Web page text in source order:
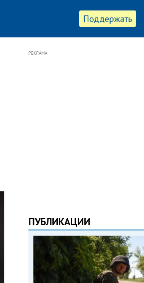
Поддержать
РЕКЛАМА
ПУБЛИКАЦИИ